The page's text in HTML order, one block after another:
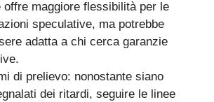
offre maggiore flessibilità per le
speculative, ma potrebbe
adatta a chi cerca garanzie
di prelievo: nonostante siano
dei ritardi, seguire le linee